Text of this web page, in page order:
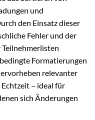
und
den Einsatz dieser
Fehler und der
Formatierungen
relevanter
– ideal für
sich Änderungen